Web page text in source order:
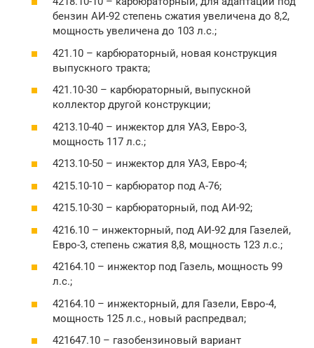
бензин АИ-92 степень сжатия увеличена до 8,2,
мощность увеличена до 103 л.с.;
421.10 – карбюраторный, новая конструкция
выпускного тракта;
421.10-30 – карбюраторный, выпускной
коллектор другой конструкции;
4213.10-40 – инжектор для УАЗ, Евро-3,
мощность 117 л.с.;
4213.10-50 – инжектор для УАЗ, Евро-4;
4215.10-10 – карбюратор под А-76;
4215.10-30 – карбюраторный, под АИ-92;
4216.10 – инжекторный, под АИ-92 для Газелей,
Евро-3, степень сжатия 8,8, мощность 123 л.с.;
42164.10 – инжектор под Газель, мощность 99
л.с.;
42164.10 – инжекторный, для Газели, Евро-4,
мощность 125 л.с., новый распредвал;
421647.10 – газобензиновый вариант